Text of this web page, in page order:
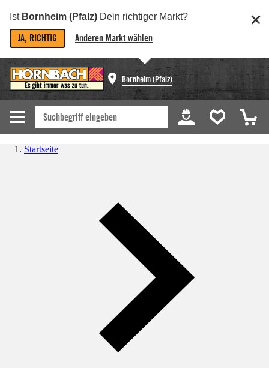
Ist Bornheim (Pfalz) Dein richtiger Markt?
JA, RICHTIG Anderen Markt wählen
Bornheim (Pfalz)
Startseite